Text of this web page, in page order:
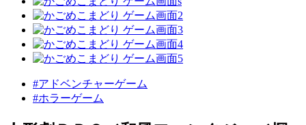
#アドベンチャーゲーム
#ホラーゲーム